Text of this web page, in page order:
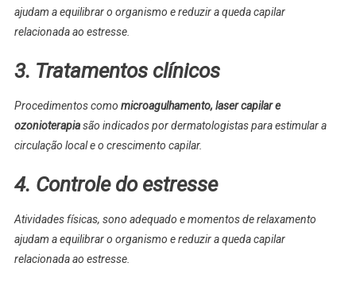
ajudam a equilibrar o organismo e reduzir a queda capilar
relacionada ao estresse.
3. Tratamentos clínicos
Procedimentos como microagulhamento, laser capilar e
ozonioterapiasão indicados por dermatologistas para estimular a
circulação local e o crescimento capilar.
4. Controle do estresse
Atividades físicas, sono adequado e momentos de relaxamento
ajudam a equilibrar o organismo e reduzir a queda capilar
relacionada ao estresse.